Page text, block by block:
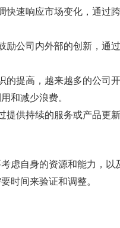
快速响应市场变化，通过
励公司内外部的创新，通
的提高，越来越多的公司
和减少浪费。
提供持续的服务或产品更
虑自身的资源和能力，
时间来验证和调整。